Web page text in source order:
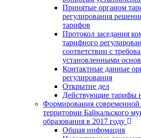
Принятые органом
регулирования
тарифов
Протокол заседания
тарифного
соответствии с
установленными
Контактные данные
регулирования
Открытие дел
Действующие тарифы
Формирования современной
территории Байкальского
образования в 2017 году
Общая инфомация